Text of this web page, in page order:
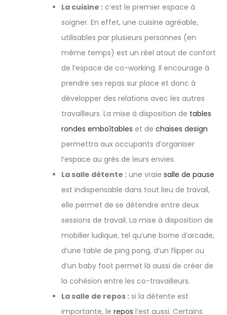
La cuisine : c’est le premier espace à
soigner. En effet, une cuisine agréable,
utilisables par plusieurs personnes (en
même temps) est un réel atout de confort
de l’espace de co-working. Il encourage à
prendre ses repas sur place et donc à
développer des relations avec les autres
travailleurs. La mise à disposition de tables
rondes emboîtables et de chaises design
permettra aux occupants d’organiser
l’espace au grès de leurs envies.
La salle détente : une vraie salle de pause
est indispensable dans tout lieu de travail,
elle permet de se détendre entre deux
sessions de travail. La mise à disposition de
mobilier ludique, tel qu’une borne d’arcade,
d’une table de ping pong, d’un flipper ou
d’un baby foot permet là aussi de créer de
la cohésion entre les co-travailleurs.
La salle de repos : si la détente est
importante, le repos l’est aussi. Certains